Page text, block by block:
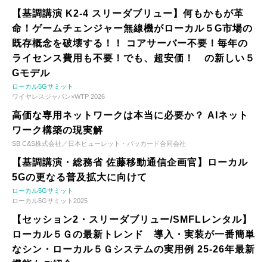
【基調講演 K2-4 スリーダブリュー】何もかもが革
命！ゲームチェンジャー無線機がローカル５G市場の
既存概念を破壊する！！ コアサーバー不要！毎年の
ライセンス費用も不要！でも、超安価！ の新しい５
Gモデル
ローカル5Gサミット
ワイヤレスジャパン×WTP 2026
高価な専用ネットワークは本当に必要か？ AIネット
ワーク構築の現実解
SB C&S株式会社／日本ヒューレット・パッカード合同会社
【基調講演・総務省 佐藤移動通信企画官】ローカル
5Gの更なる普及拡大に向けて
ローカル5Gサミット
ローカル5Gサミット2025
【セッション2・スリーダブリュー/SMFLレンタル】
ローカル５Ｇの最新トレンド 導入・実装が一番簡単
なシン・ローカル５Ｇシステムの実用例 25-26年最新